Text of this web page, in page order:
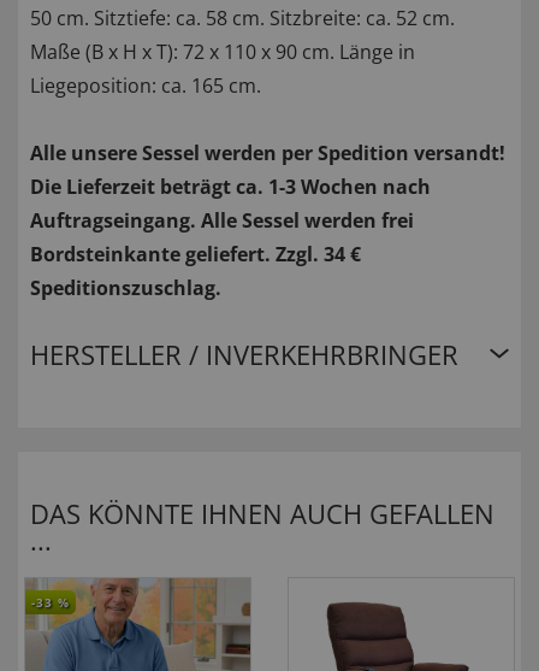
50 cm. Sitztiefe: ca. 58 cm. Sitzbreite: ca. 52 cm.
Maße (B x H x T): 72 x 110 x 90 cm. Länge in
Liegeposition: ca. 165 cm.
Alle unsere Sessel werden per Spedition versandt!
Die Lieferzeit beträgt ca. 1-3 Wochen nach
Auftragseingang. Alle Sessel werden frei
Bordsteinkante geliefert. Zzgl. 34 €
Speditionszuschlag.
HERSTELLER / INVERKEHRBRINGER
DAS KÖNNTE IHNEN AUCH GEFALLEN
...
-33 %